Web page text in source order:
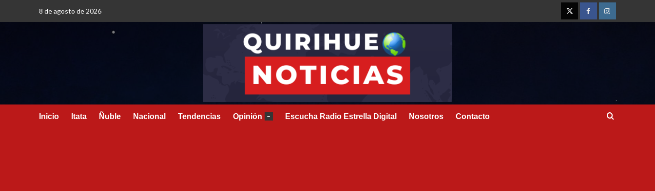
8 de agosto de 2026
Inicio Itata Ñuble Nacional Tendencias Opinión – Escucha Radio Estrella Digital Nosotros Contacto